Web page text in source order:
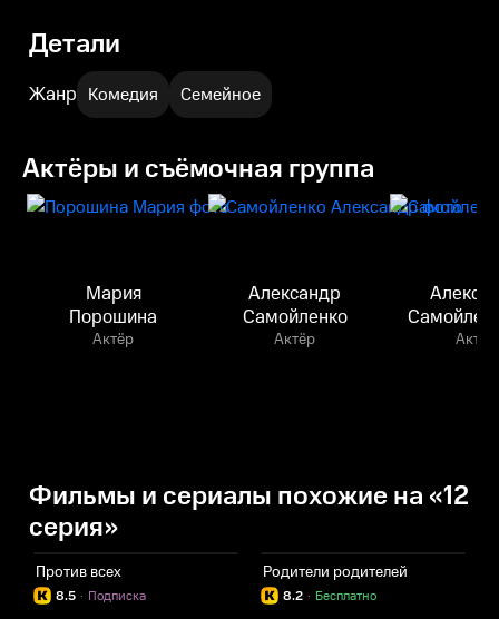
Детали
Жанр Комедия Семейное
Актёры и съёмочная группа
Мария
Порошина
Актёр
Александр
Самойленко
Актёр Актёр
Фильмы и сериалы похожие на «12
серия»
Против всех
8.5 Подписка
·
Родители родителей
8.2 Бесплатно
·